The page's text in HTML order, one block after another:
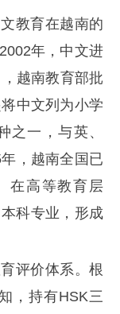
教育在越南的
年，中文进
越南教育部批
中文列为小学
之一，与英、
，越南全国已
在高等教育层
科专业，形成
评价体系。根
，持有HSK三